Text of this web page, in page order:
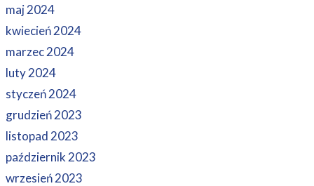
maj 2024
kwiecień 2024
marzec 2024
luty 2024
styczeń 2024
grudzień 2023
listopad 2023
październik 2023
wrzesień 2023